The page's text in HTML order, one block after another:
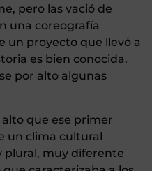
pero las vació de
una coreografía
un proyecto que llevó a
es bien conocida.
por alto algunas
que ese primer
un clima cultural
plural, muy diferente